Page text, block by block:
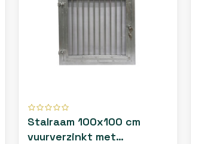
Stalraam 100x100 cm
vuurverzinkt met